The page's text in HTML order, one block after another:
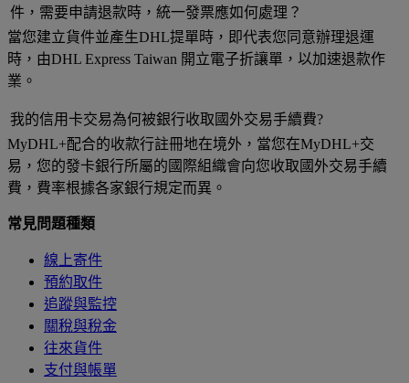
件，需要申請退款時，統一發票應如何處理？
當您建立貨件並產生DHL提單時，即代表您同意辦理退運
時，由DHL Express Taiwan 開立電子折讓單，以加速退款作
業。
我的信用卡交易為何被銀行收取國外交易手續費?
MyDHL+配合的收款行註冊地在境外，當您在MyDHL+交
易，您的發卡銀行所屬的國際組織會向您收取國外交易手續
費，費率根據各家銀行規定而異。
常見問題種類
線上寄件
預約取件
追蹤與監控
關稅與稅金
往來貨件
支付與帳單